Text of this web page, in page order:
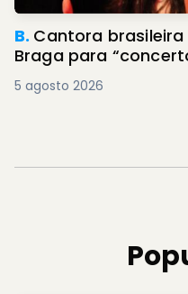
B. Cantora brasileira
Braga para
5 agosto 2026